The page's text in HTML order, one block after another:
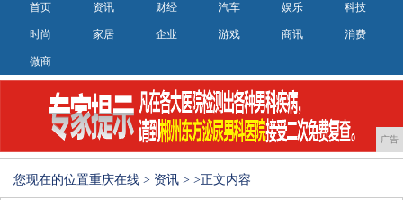
首页 资讯 财经 汽车 娱乐 科技
时尚 家居 企业 游戏 商讯 消费
微商
广告
您现在的位置重庆在线 > 资讯 > >正文内容